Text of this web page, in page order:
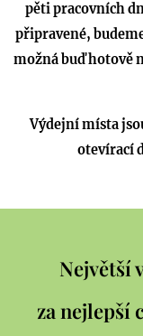
pěti pracovních
připravené,
možná buď hotově
Výdejní místa
otevírací
Největší
za nejlepší